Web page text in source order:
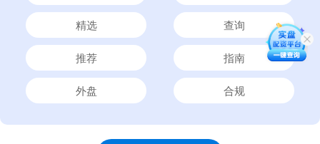
精选 查询
推荐 指南
外盘 合规